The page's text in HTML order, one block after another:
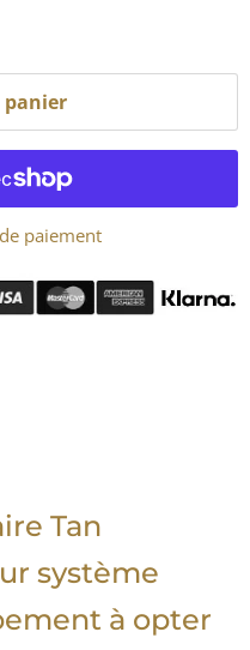
paiement
Tan
système
à opter